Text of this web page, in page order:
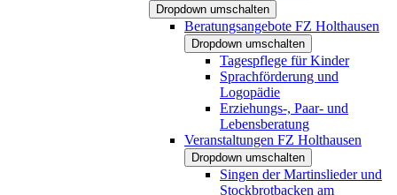
Dropdown umschalten
Beratungsangebote FZ Holthausen
Dropdown umschalten
Tagespflege für Kinder
Sprachförderung und
Logopädie
Erziehungs-, Paar- und
Lebensberatung
Veranstaltungen FZ Holthausen
Dropdown umschalten
Singen der Martinslieder und
Stockbrotbacken am